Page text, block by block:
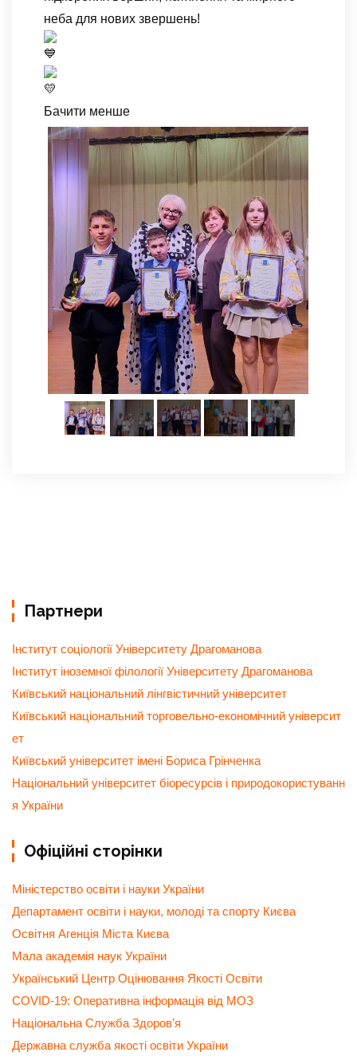
неба для нових звершень!
Бачити менше
Партнери
Інститут соціології Університету Драгоманова
Інститут іноземної філології Університету Драгоманова
Київський національний лінгвістичний університет
Київський національний торговельно-економічний університ
ет
Київський університет імені Бориса Грінченка
Національний університет біоресурсів і природокористуванн
я України
Офіційні сторінки
Міністерство освіти і науки України
Департамент освіти і науки, молоді та спорту Києва
Освітня Агенція Міста Києва
Мала академія наук України
Український Центр Оцінювання Якості Освіти
COVID-19: Оперативна інформація від МОЗ
Національна Служба Здоров’я
Державна служба якості освіти України